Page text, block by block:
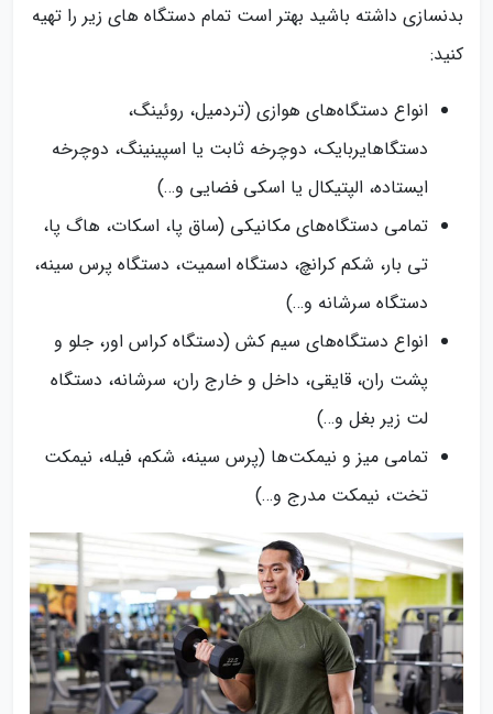
بدنسازی داشته باشید بهتر است تمام دستگاه های زیر را تهیه
کنید:
انواع دستگاه‌های هوازی (تردمیل، روئینگ،
دستگاهایربایک، دوچرخه ثابت یا اسپینینگ، دوچرخه
ایستاده، الپتیکال یا اسکی فضایی و…)
تمامی دستگاه‌های مکانیکی (ساق پا، اسکات، هاگ پا،
تی بار، شکم کرانچ، دستگاه اسمیت، دستگاه پرس سینه،
دستگاه سرشانه و…)
انواع دستگاه‌های سیم کش (دستگاه کراس اور، جلو و
پشت ران، قایقی، داخل و خارج ران، سرشانه، دستگاه
لت زیر بغل و…)
تمامی میز و نیمکت‌ها (پرس سینه، شکم، فیله، نیمکت
تخت، نیمکت مدرج و…)